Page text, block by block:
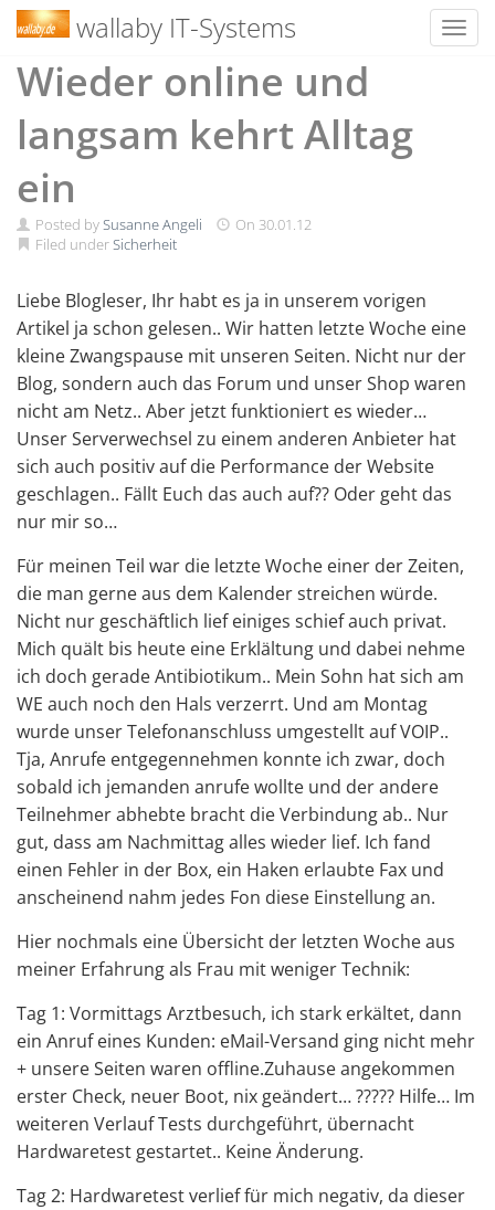
Skip
wallaby IT-Systems
Wieder online und
langsam kehrt Alltag
ein
Posted bySusanne Angeli On 30.01.12
Filed underSicherheit
Liebe Blogleser, Ihr habt es ja in unserem vorigen
Artikel ja schon gelesen.. Wir hatten letzte Woche eine
kleine Zwangspause mit unseren Seiten. Nicht nur der
Blog, sondern auch das Forum und unser Shop waren
nicht am Netz.. Aber jetzt funktioniert es wieder…
Unser Serverwechsel zu einem anderen Anbieter hat
sich auch positiv auf die Performance der Website
geschlagen.. Fällt Euch das auch auf?? Oder geht das
nur mir so…
Für meinen Teil war die letzte Woche einer der Zeiten,
die man gerne aus dem Kalender streichen würde.
Nicht nur geschäftlich lief einiges schief auch privat.
Mich quält bis heute eine Erklältung und dabei nehme
ich doch gerade Antibiotikum.. Mein Sohn hat sich am
WE auch noch den Hals verzerrt. Und am Montag
wurde unser Telefonanschluss umgestellt auf VOIP..
Tja, Anrufe entgegennehmen konnte ich zwar, doch
sobald ich jemanden anrufe wollte und der andere
Teilnehmer abhebte bracht die Verbindung ab.. Nur
gut, dass am Nachmittag alles wieder lief. Ich fand
einen Fehler in der Box, ein Haken erlaubte Fax und
anscheinend nahm jedes Fon diese Einstellung an.
Hier nochmals eine Übersicht der letzten Woche aus
meiner Erfahrung als Frau mit weniger Technik:
Tag 1: Vormittags Arztbesuch, ich stark erkältet, dann
ein Anruf eines Kunden: eMail-Versand ging nicht mehr
+ unsere Seiten waren offline.Zuhause angekommen
erster Check, neuer Boot, nix geändert… ????? Hilfe… Im
weiteren Verlauf Tests durchgeführt, übernacht
Hardwaretest gestartet.. Keine Änderung.
Tag 2: Hardwaretest verlief für mich negativ, da dieser